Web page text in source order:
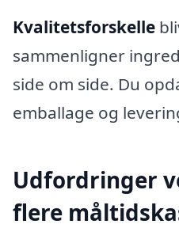
Kvalitetsforskelle
sammenligner
side om side. Du
emballage og
Udfordringer
flere